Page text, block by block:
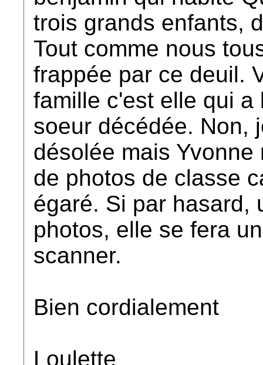
trois grands enfants,
Tout comme nous
frappée par ce deuil.
famille c'est elle qui
soeur décédée. Non,
désolée mais
de photos de classe
égaré. Si par hasard,
photos, elle se fera
scanner.
Bien cordialement
Loulette